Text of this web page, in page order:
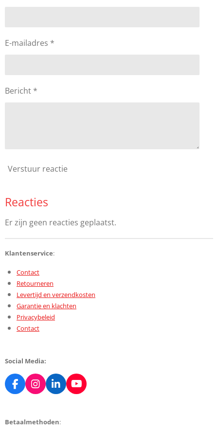
E-mailadres *
Bericht *
Verstuur reactie
Reacties
Er zijn geen reacties geplaatst.
Klantenservice:
Contact
Retourneren
Levertijd en verzendkosten
Garantie en klachten
Privacybeleid
Contact
Social Media:
F
a
b
I
n
a
L
i
e
Y
o
Betaalmethoden: